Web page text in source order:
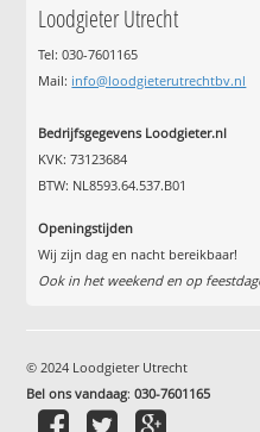
Loodgieter Utrecht
Tel: 030-7601165
Mail: info@loodgieterutrechtbv.nl
Bedrijfsgegevens Loodgieter.nl
KVK: 73123684
BTW: NL8593.64.537.B01
Openingstijden
Wij zijn dag en nacht bereikbaar!
Ook in het weekend en op
© 2024 Loodgieter Utrecht
Bel ons vandaag:030-7601165